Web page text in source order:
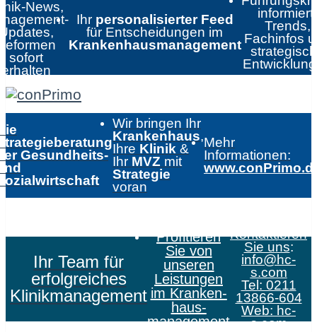
News,
sofort
erhalten
Ihr personalisierter Feed
für Entscheidungen im
Krankenhausmanagement
informiert:
Trends,
Fachinfos
Gesundheits-
Wir bringen Ihr
Krankenhaus,
Ihre Klinik &
Ihr MVZ mit
Strategie
voran
Mehr
Informationen:
Ihr Team für
erfolgreiches
Klinikmanagement
Profitieren
Sie von
unseren
Leistungen
im Kranken­
haus­
management
Kontaktieren
Sie uns:
info@hc-
s.com
Tel: 0211
13866-604
Web: hc-
s.com